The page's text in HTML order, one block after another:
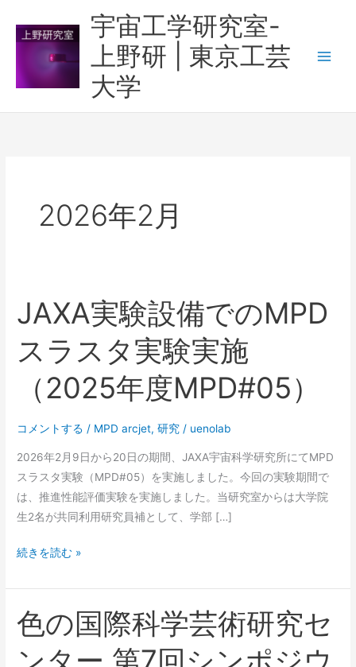
宇宙工学研究室-
上野研 | 東京工芸
大学
2026年2月
JAXA実験設備でのMPD
スラスタ実験実施
（2025年度MPD#05）
コメントする / MPD arcjet,研究 / uenolab
2026年2月9日から20日の期間、JAXA宇宙科学研究所にてMPD
スラスタ実験（MPD#05）を実施しました。今回の実験期間で
は、推進性能評価実験を実施しました。当研究室からは大学院
生2名が共同利用研究員補として、学部 […]
JAXA
験
設
備
で
続きを読む »
色の国際科学芸術研究セ